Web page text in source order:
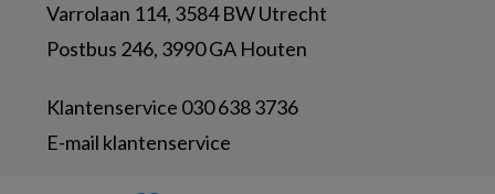
Varrolaan 114, 3584 BW Utrecht
Postbus 246, 3990 GA Houten
Klantenservice 030 638 3736
E-mail klantenservice